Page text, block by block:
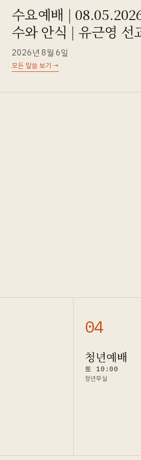
수요예배 |
수와 안식 | 유근영 선
2026년 8월 6일
모든 말씀 보기 →
04
청년예배
토 10:00
청년부실